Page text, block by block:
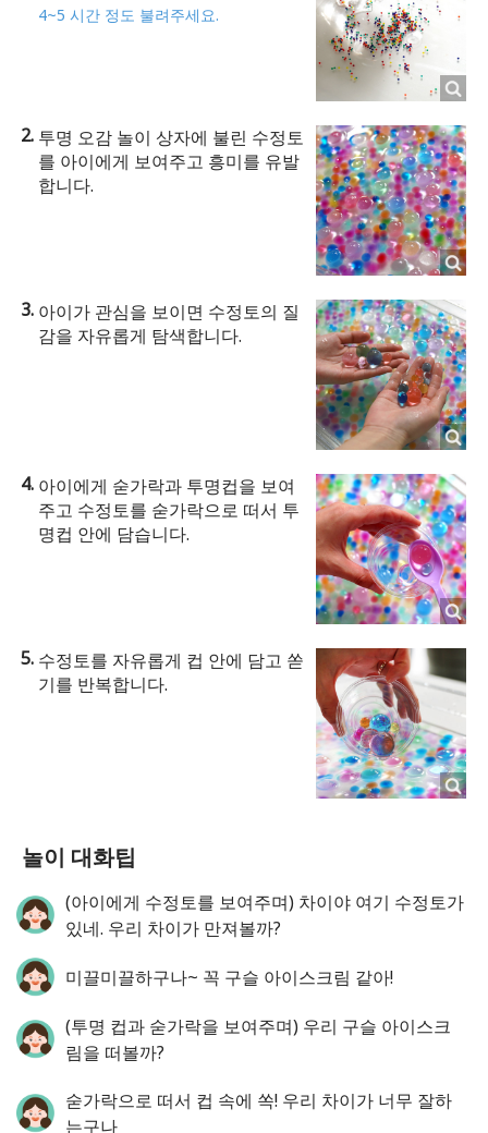
4~5 시간 정도 불려주세요.
투명 오감 놀이 상자에 불린 수정토
를 아이에게 보여주고 흥미를 유발
합니다.
아이가 관심을 보이면 수정토의 질
감을 자유롭게 탐색합니다.
아이에게 숟가락과 투명컵을 보여
주고 수정토를 숟가락으로 떠서 투
명컵 안에 담습니다.
수정토를 자유롭게 컵 안에 담고 쏟
기를 반복합니다.
놀이 대화팁
(아이에게 수정토를 보여주며) 차이야 여기 수정토가
있네. 우리 차이가 만져볼까?
미끌미끌하구나~ 꼭 구슬 아이스크림 같아!
(투명 컵과 숟가락을 보여주며) 우리 구슬 아이스크
림을 떠볼까?
숟가락으로 떠서 컵 속에 쏙! 우리 차이가 너무 잘하
는구나